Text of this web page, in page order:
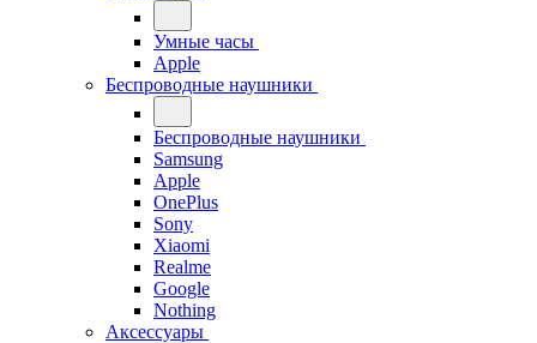
Умные часы
Apple
Беспроводные наушники
Беспроводные наушники
Samsung
Apple
OnePlus
Sony
Xiaomi
Realme
Google
Nothing
Аксессуары